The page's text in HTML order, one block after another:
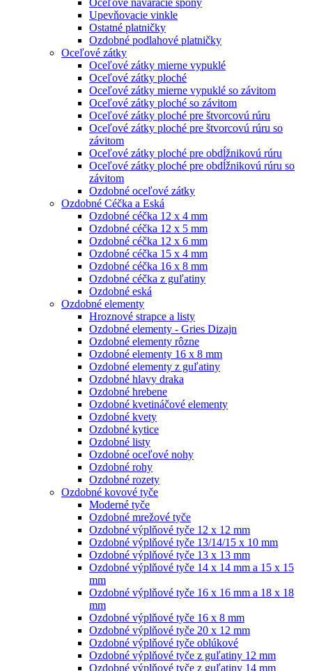
Upevňovacie vinkle
Ostatné platničky
Ozdobné podlahové platničky
Oceľové zátky
Oceľové zátky mierne vypuklé
Oceľové zátky ploché
Oceľové zátky mierne vypuklé so závitom
Oceľové zátky ploché so závitom
Oceľové zátky ploché pre štvorcovú rúru
Oceľové zátky ploché pre štvorcovú rúru so
závitom
Oceľové zátky ploché pre obdĺžnikovú rúru
Oceľové zátky ploché pre obdĺžnikovú rúru so
závitom
Ozdobné oceľové zátky
Ozdobné Céčka a Eská
Ozdobné céčka 12 x 4 mm
Ozdobné céčka 12 x 5 mm
Ozdobné céčka 12 x 6 mm
Ozdobné céčka 15 x 4 mm
Ozdobné céčka 16 x 8 mm
Ozdobné céčka z guľatiny
Ozdobné eská
Ozdobné elementy
Hroznové strapce a listy
Ozdobné elementy - Gries Dizajn
Ozdobné elementy rôzne
Ozdobné elementy 16 x 8 mm
Ozdobné elementy z guľatiny
Ozdobné hlavy draka
Ozdobné hrebene
Ozdobné kvetináčové elementy
Ozdobné kvety
Ozdobné kytice
Ozdobné listy
Ozdobné oceľové nohy
Ozdobné rohy
Ozdobné rozety
Ozdobné kovové tyče
Moderné tyče
Ozdobné mrežové tyče
Ozdobné výplňové tyče 12 x 12 mm
Ozdobné výplňové tyče 13/14/15 x 10 mm
Ozdobné výplňové tyče 13 x 13 mm
Ozdobné výplňové tyče 14 x 14 mm a 15 x 15
mm
Ozdobné výplňové tyče 16 x 16 mm a 18 x 18
mm
Ozdobné výplňové tyče 16 x 8 mm
Ozdobné výplňové tyče 20 x 12 mm
Ozdobné výplňové tyče oblúkové
Ozdobné výplňové tyče z guľatiny 12 mm
Ozdobné výplňové tyče z guľatiny 14 mm